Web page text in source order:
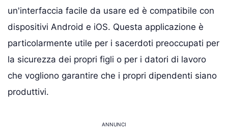
un'interfaccia facile da usare ed è compatibile con
dispositivi Android e iOS. Questa applicazione è
particolarmente utile per i sacerdoti preoccupati per
la sicurezza dei propri figli o per i datori di lavoro
che vogliono garantire che i propri dipendenti siano
produttivi.
ANNUNCI